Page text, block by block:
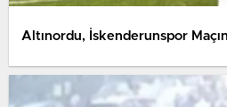
Altınordu, İskenderunspor